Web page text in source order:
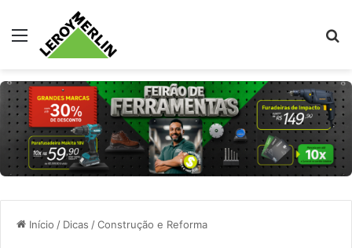
Menu
Início / Dicas /Construção e Reforma